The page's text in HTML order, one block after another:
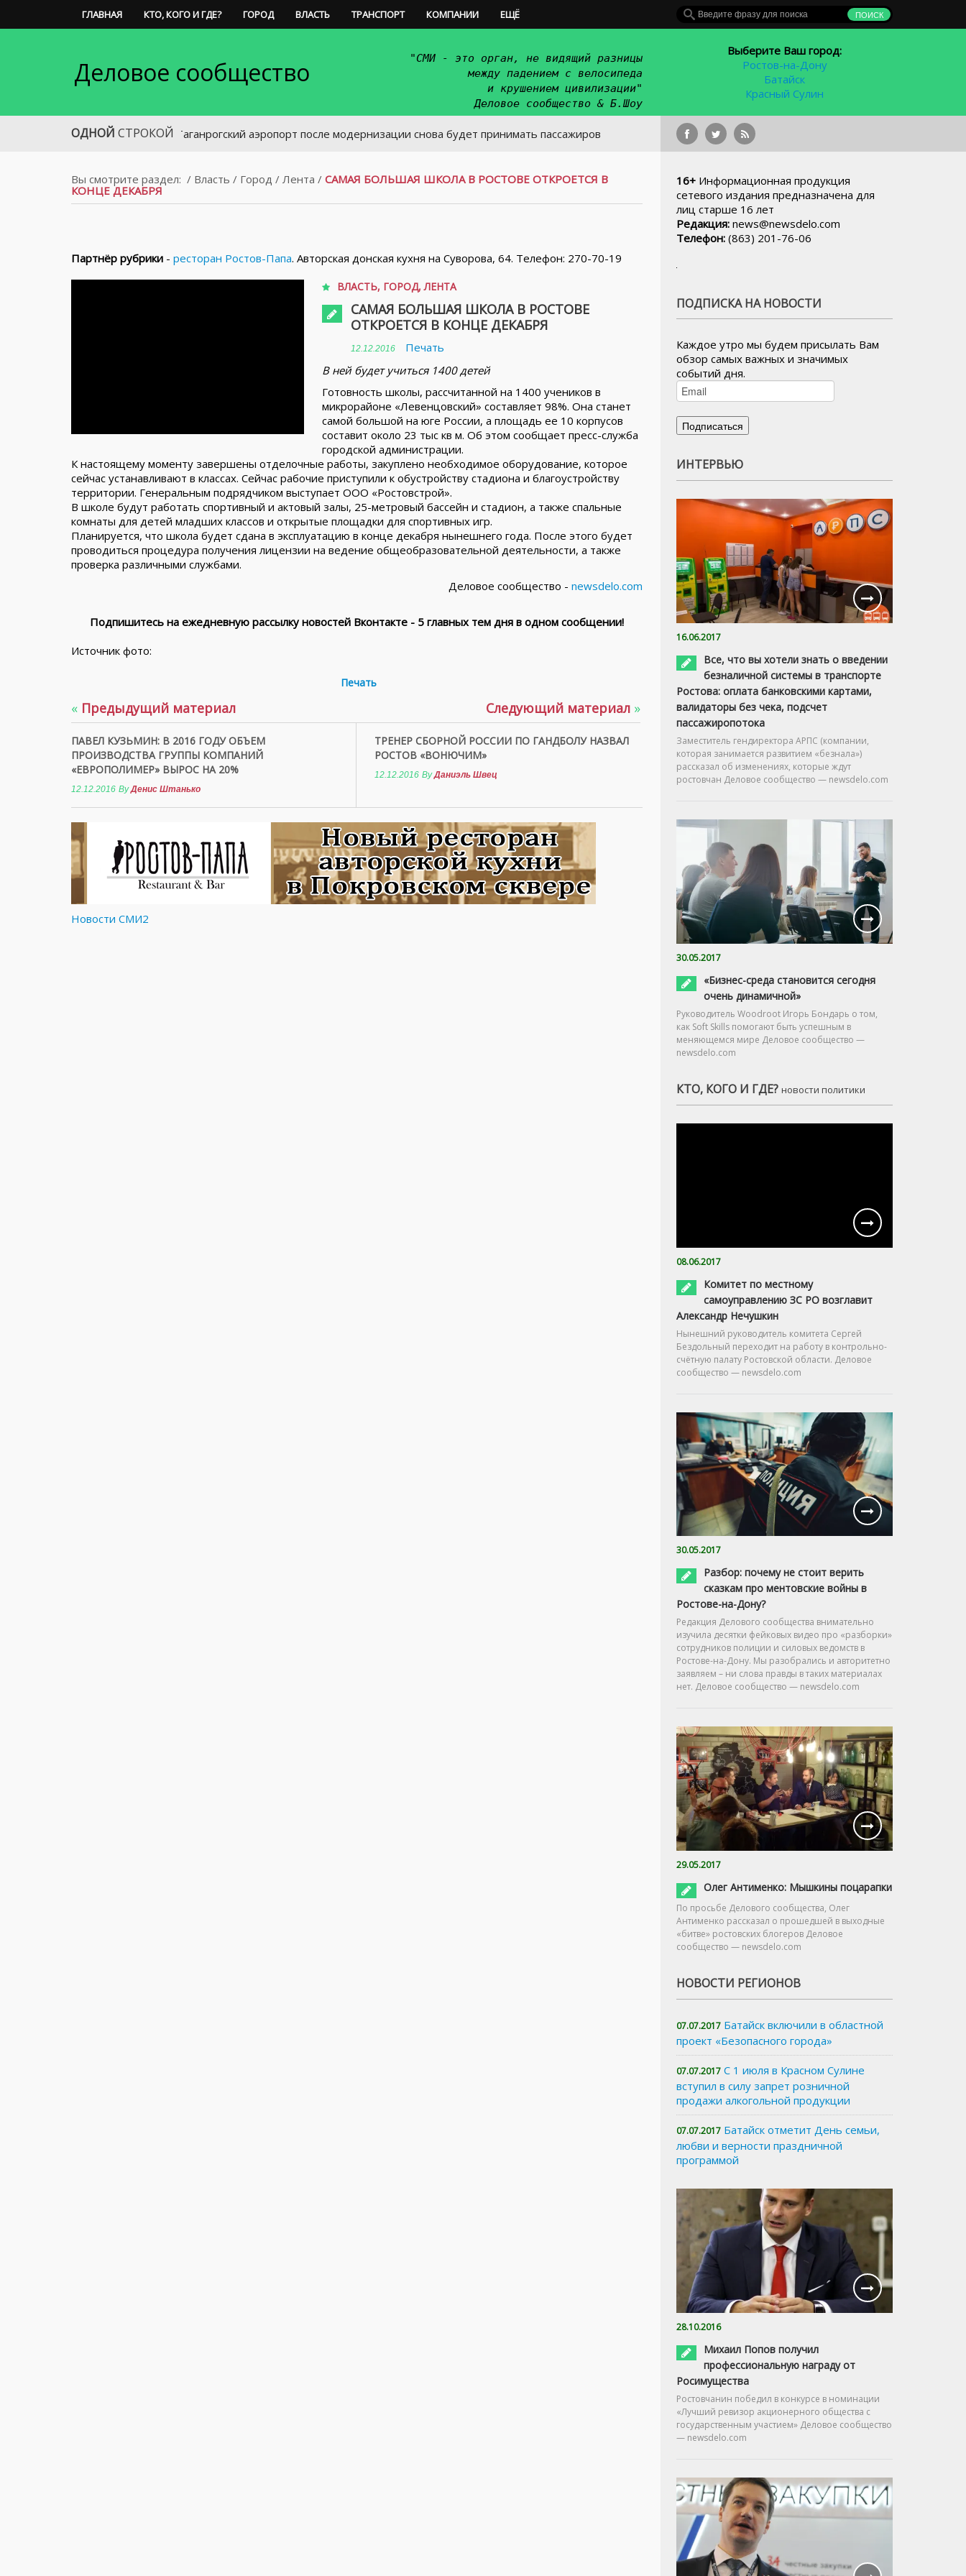
ГЛАВНАЯ КТО, КОГО И ГДЕ? ГОРОД ВЛАСТЬ ТРАНСПОРТ КОМПАНИИ ЕЩЁ
Деловое сообщество
"СМИ - это орган, не видящий разницы
между падением с велосипеда
и крушением цивилизации"
Деловое сообщество & Б.Шоу
Выберите Ваш город:
Ростов-на-Дону
Батайск
Красный Сулин
ОДНОЙ СТРОКОЙ
Таганрогский аэропорт после модернизации снова будет принимать пассажиров
Вы смотрите раздел: / Власть / Город / Лента / САМАЯ БОЛЬШАЯ ШКОЛА В РОСТОВЕ ОТКРОЕТСЯ В
КОНЦЕ ДЕКАБРЯ
Партнёр рубрики - ресторан Ростов-Папа. Авторская донская кухня на Суворова, 64. Телефон: 270-70-19
ВЛАСТЬ, ГОРОД,ЛЕНТА
САМАЯ БОЛЬШАЯ ШКОЛА В РОСТОВЕ
ОТКРОЕТСЯ В КОНЦЕ ДЕКАБРЯ
12.12.2016
Печать
В ней будет учиться 1400 детей
Готовность школы, рассчитанной на 1400 учеников в
микрорайоне «Левенцовский» составляет 98%. Она станет
самой большой на юге России, а площадь ее 10 корпусов
составит около 23 тыс кв м. Об этом сообщает пресс-служба
городской администрации.
К настоящему моменту завершены отделочные работы, закуплено необходимое оборудование, которое
сейчас устанавливают в классах. Сейчас рабочие приступили к обустройству стадиона и благоустройству
территории. Генеральным подрядчиком выступает ООО «Ростовстрой».
В школе будут работать спортивный и актовый залы, 25-метровый бассейн и стадион, а также спальные
комнаты для детей младших классов и открытые площадки для спортивных игр.
Планируется, что школа будет сдана в эксплуатацию в конце декабря нынешнего года. После этого будет
проводиться процедура получения лицензии на ведение общеобразовательной деятельности, а также
проверка различными службами.
Деловое сообщество - newsdelo.com
Подпишитесь на ежедневную рассылку новостей Вконтакте - 5 главных тем дня в одном сообщении!
Источник фото:
Печать
« Предыдущий материал
ПАВЕЛ КУЗЬМИН: В 2016 ГОДУ ОБЪЕМ
ПРОИЗВОДСТВА ГРУППЫ КОМПАНИЙ
«ЕВРОПОЛИМЕР» ВЫРОС НА 20%
12.12.2016 ByДенис Штанько
Следующий материал »
ТРЕНЕР СБОРНОЙ РОССИИ ПО ГАНДБОЛУ НАЗВАЛ
РОСТОВ «ВОНЮЧИМ»
12.12.2016 ByДаниэль Швец
Новости СМИ2
16+ Информационная продукция
сетевого издания предназначена для
лиц старше 16 лет
Редакция: news@newsdelo.com
Телефон: (863) 201-76-06
ПОДПИСКА НА НОВОСТИ
Каждое утро мы будем присылать Вам
обзор самых важных и значимых
событий дня.
ИНТЕРВЬЮ
16.06.2017
Все, что вы хотели знать о введении
безналичной системы в транспорте
Ростова: оплата банковскими картами,
валидаторы без чека, подсчет
пассажиропотока
Заместитель гендиректора АРПС (компании,
которая занимается развитием «безнала»)
рассказал об изменениях, которые ждут
ростовчан Деловое сообщество — newsdelo.com
30.05.2017
«Бизнес-среда становится сегодня
очень динамичной»
Руководитель Woodroot Игорь Бондарь о том,
как Soft Skills помогают быть успешным в
меняющемся мире Деловое сообщество —
newsdelo.com
КТО, КОГО И ГДЕ? новости политики
08.06.2017
Комитет по местному
самоуправлению ЗС РО возглавит
Александр Нечушкин
Нынешний руководитель комитета Сергей
Бездольный переходит на работу в контрольно-
счётную палату Ростовской области. Деловое
сообщество — newsdelo.com
30.05.2017
Разбор: почему не стоит верить
сказкам про ментовские войны в
Ростове-на-Дону?
Редакция Делового сообщества внимательно
изучила десятки фейковых видео про «разборки»
сотрудников полиции и силовых ведомств в
Ростове-на-Дону. Мы разобрались и авторитетно
заявляем – ни слова правды в таких материалах
нет. Деловое сообщество — newsdelo.com
29.05.2017
Олег Антименко: Мышкины поцарапки
По просьбе Делового сообщества, Олег
Антименко рассказал о прошедшей в выходные
«битве» ростовских блогеров Деловое
сообщество — newsdelo.com
НОВОСТИ РЕГИОНОВ
07.07.2017 Батайск включили в областной
проект «Безопасного города»
07.07.2017 С 1 июля в Красном Сулине
вступил в силу запрет розничной
продажи алкогольной продукции
07.07.2017 Батайск отметит День семьи,
любви и верности праздничной
программой
28.10.2016
Михаил Попов получил
профессиональную награду от
Росимущества
Ростовчанин победил в конкурсе в номинации
«Лучший ревизор акционерного общества с
государственным участием» Деловое сообщество
— newsdelo.com